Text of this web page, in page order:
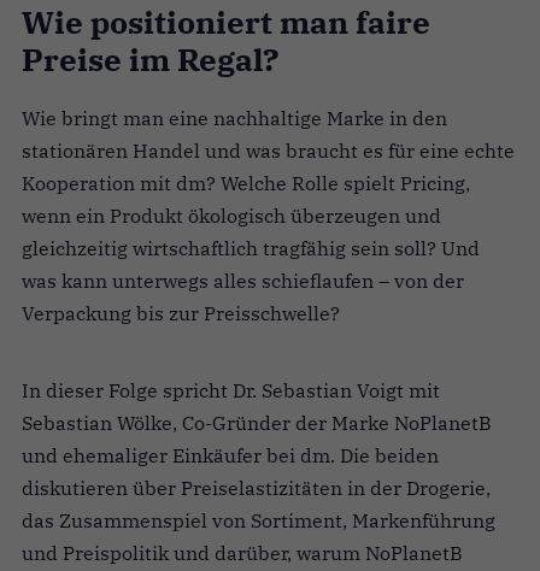
Wie positioniert man faire
Preise im Regal?
Wie bringt man eine nachhaltige Marke in den
stationären Handel und was braucht es für eine echte
Kooperation mit dm? Welche Rolle spielt Pricing,
wenn ein Produkt ökologisch überzeugen und
gleichzeitig wirtschaftlich tragfähig sein soll? Und
was kann unterwegs alles schieflaufen – von der
Verpackung bis zur Preisschwelle?
In dieser Folge spricht Dr. Sebastian Voigt mit
Sebastian Wölke, Co-Gründer der Marke NoPlanetB
und ehemaliger Einkäufer bei dm. Die beiden
diskutieren über Preiselastizitäten in der Drogerie,
das Zusammenspiel von Sortiment, Markenführung
und Preispolitik und darüber, warum NoPlanetB